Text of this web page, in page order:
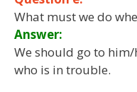
What must we do
Answer:
We should go to
who is in trouble.